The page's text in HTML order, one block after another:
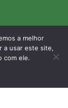
a melhor
a usar este site,
com ele.